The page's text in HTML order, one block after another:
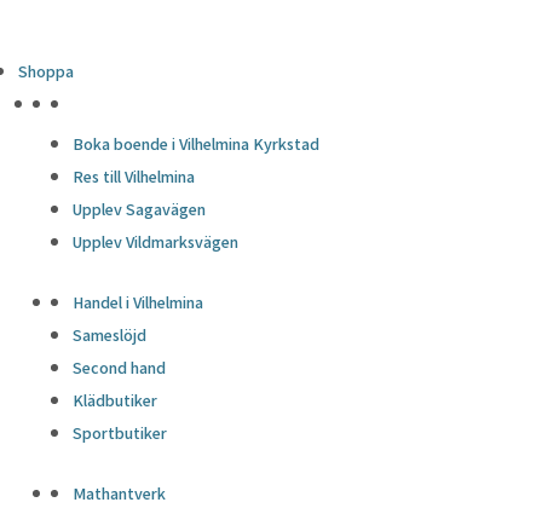
Shoppa
Boka boende i Vilhelmina Kyrkstad
Res till Vilhelmina
Upplev Sagavägen
Upplev Vildmarksvägen
Handel i Vilhelmina
Sameslöjd
Second hand
Klädbutiker
Sportbutiker
Mathantverk